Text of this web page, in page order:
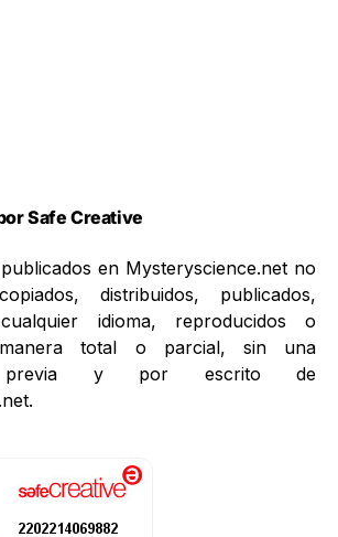
Safe Creative
en Mysteryscience.net no
distribuidos, publicados,
idioma, reproducidos o
total o parcial, sin una
previa y por escrito de